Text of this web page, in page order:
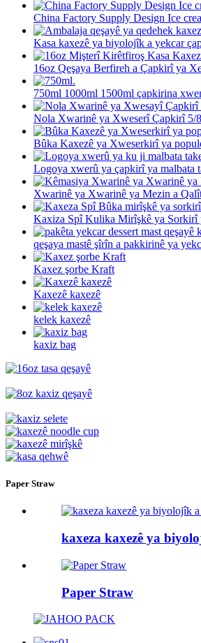
China Factory Supply Design Ice
Kasa kaxezê ya biyolojîk a yekcar
16oz Qeşaya Berfireh a Çapkirî ya
750ml 1000ml 1500ml çapkirina
Nola Xwarinê ya Xweserî Çapkirî 5/
Bûka Kaxezê ya Xweserkirî ya
Logoya xwerû ya çapkirî ya malbata
Xwarinê ya Xwarinê ya Mezin a
Kaxiza Spî Kulika Mirîşkê ya Sorkirî
qeşaya mastê şîrîn a pakkirinê ya
Kaxez şorbe Kraft
Kaxezê kaxezê
kelek kaxezê
kaxiz bag
Paper Straw
kaxeza kaxezê ya
Paper Straw